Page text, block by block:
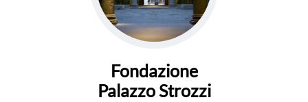
Fondazione
Palazzo Strozzi